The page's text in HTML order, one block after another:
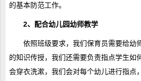
的基本防范工作。
2、配合幼儿园幼师教学
依照班级要求，我们保育员需要给幼
的知识传授，我们还需要负责指点学生如
会穿衣洗漱，我们会对每个幼儿进行指点